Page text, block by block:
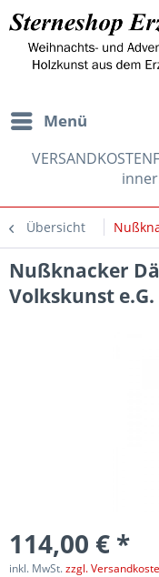
Menü
Übersicht
Nußknacker
Volkskunst
114,00 € *
inkl. MwSt.zzgl.